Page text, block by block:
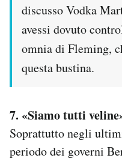
discusso Vodka
avessi dovuto
omnia di Fleming,
questa bustina.
7. «Siamo tutti
Soprattutto negli
periodo dei governi